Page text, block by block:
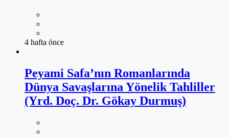
4 hafta önce
Peyami Safa’nın Romanlarında
Dünya Savaşlarına Yönelik Tahliller
(Yrd. Doç. Dr. Gökay Durmuş)